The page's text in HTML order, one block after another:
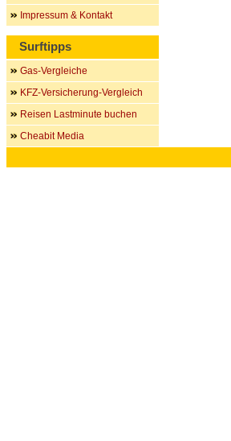
Impressum & Kontakt
Surftipps
Gas-Vergleiche
KFZ-Versicherung-Vergleich
Reisen Lastminute buchen
Cheabit Media